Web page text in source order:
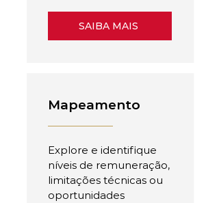
SAIBA MAIS
Mapeamento
Explore e identifique
níveis de remuneração,
limitações técnicas ou
oportunidades